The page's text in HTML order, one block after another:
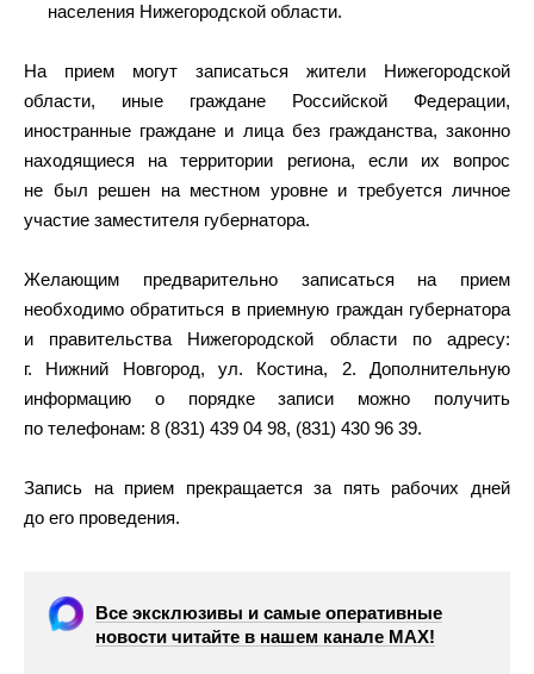
населения Нижегородской области.
На прием могут записаться жители Нижегородской
области, иные граждане Российской Федерации,
иностранные граждане и лица без гражданства, законно
находящиеся на территории региона, если их вопрос
не был решен на местном уровне и требуется личное
участие заместителя губернатора.
Желающим предварительно записаться на прием
необходимо обратиться в приемную граждан губернатора
и правительства Нижегородской области по адресу:
г. Нижний Новгород, ул. Костина, 2. Дополнительную
информацию о порядке записи можно получить
по телефонам: 8 (831) 439 04 98, (831) 430 96 39.
Запись на прием прекращается за пять рабочих дней
до его проведения.
Все эксклюзивы и самые оперативные
новости читайте в нашем канале МАХ!